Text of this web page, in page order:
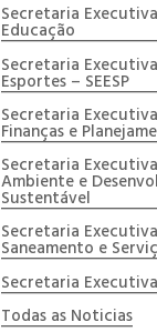
Secretaria
Educação
Secretaria
Esportes – SEESP
Secretaria
Finanças e
Secretaria
Ambiente e
Sustentável
Secretaria
Saneamento e
Secretaria
Todas as Noticias